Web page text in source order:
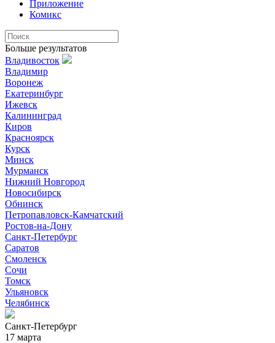
Приложение
Комикс
Больше результатов
Владивосток
Владимир
Воронеж
Екатеринбург
Ижевск
Калининград
Киров
Красноярск
Курск
Минск
Мурманск
Нижний Новгород
Новосибирск
Обнинск
Петропавловск-Камчатский
Ростов-на-Дону
Санкт-Петербург
Саратов
Смоленск
Сочи
Томск
Ульяновск
Челябинск
Санкт-Петербург
17 марта